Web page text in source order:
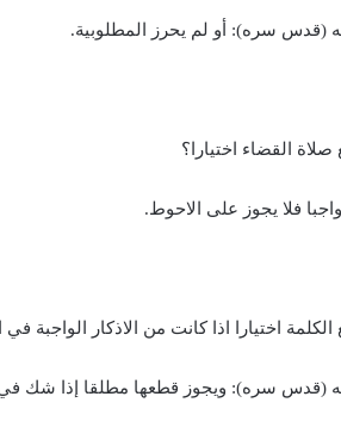
(قدس سره): أو لم يحرز المطلوبية.
فلا يجوز على الاحوط.
(قدس سره): ويجوز قطعها مطلقا إذا شك